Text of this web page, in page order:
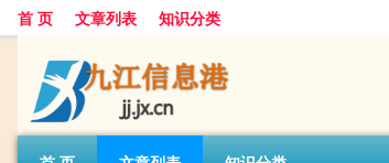
首 页 文章列表 知识分类